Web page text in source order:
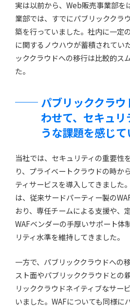
実は以前から、Web販売事業部を
業部では、すでにパブリッククラ
築を行っていました。社内に一定
に関するノウハウが蓄積されてい
ッククラウドへの移行は比較的ス
た。
パブリッククラ
わせて、セキュ
うな課題を感じて
当社では、セキュリティの重要性
り、プライベートクラウドの時か
ティサービスを導入してきました
は、従来サードパーティー製の
おり、専任チームによる支援や、
WAFベンダーの手厚いサポート体
リティ水準を維持してきました。
一方で、パブリッククラウドへの
スト面やパブリッククラウドとの
リッククラウドネイティブなサー
いました。WAFについても同様に